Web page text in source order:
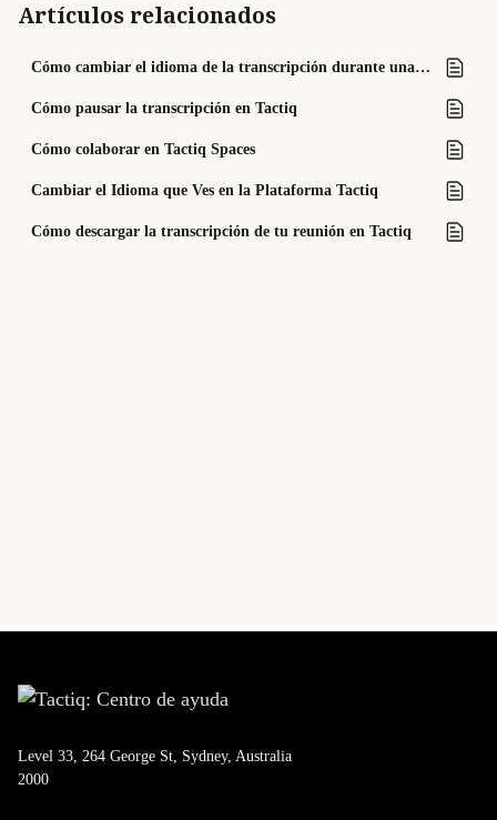
Artículos relacionados
Cómo cambiar el idioma de la transcripción durante una reunión
Cómo pausar la transcripción en Tactiq
Cómo colaborar en Tactiq Spaces
Cambiar el Idioma que Ves en la Plataforma Tactiq
Cómo descargar la transcripción de tu reunión en Tactiq
Level 33, 264 George St, Sydney, Australia
2000